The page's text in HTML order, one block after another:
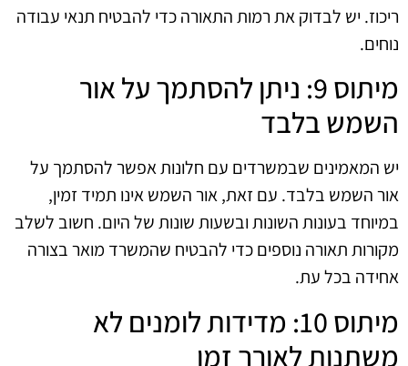
ריכוז. יש לבדוק את רמות התאורה כדי להבטיח תנאי עבודה
נוחים.
מיתוס 9: ניתן להסתמך על אור
השמש בלבד
יש המאמינים שבמשרדים עם חלונות אפשר להסתמך על
אור השמש בלבד. עם זאת, אור השמש אינו תמיד זמין,
במיוחד בעונות השונות ובשעות שונות של היום. חשוב לשלב
מקורות תאורה נוספים כדי להבטיח שהמשרד מואר בצורה
אחידה בכל עת.
מיתוס 10: מדידות לומנים לא
משתנות לאורך זמן